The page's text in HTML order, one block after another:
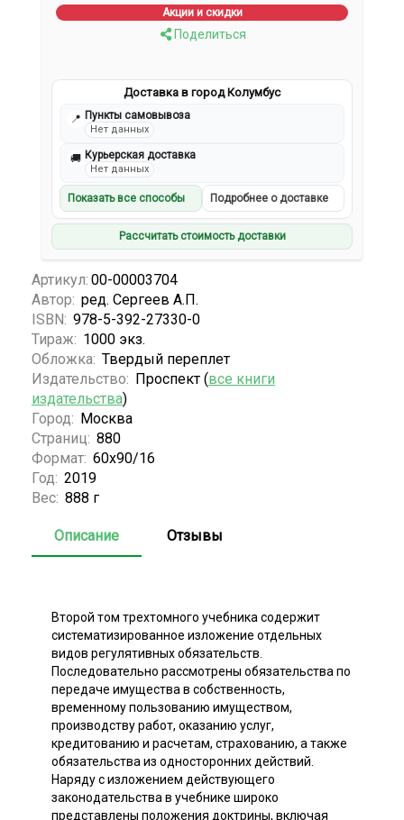
Акции и скидки
Поделиться
Доставка в город Колумбус
📍 Пункты самовывоза
Нет данных
🚚 Курьерская доставка
Нет данных
Показать все способы Подробнее о доставке
Рассчитать стоимость доставки
Артикул: 00-00003704
Автор: ред. Сергеев А.П.
ISBN: 978-5-392-27330-0
Тираж: 1000 экз.
Обложка: Твердый переплет
Издательство: Проспект (все книги
издательства)
Город: Москва
Страниц: 880
Формат: 60х90/16
Год: 2019
Вес: 888 г
Описание Отзывы
Второй том трехтомного учебника содержит
систематизированное изложение отдельных
видов регулятивных обязательств.
Последовательно рассмотрены обязательства по
передаче имущества в собственность,
временному пользованию имуществом,
производству работ, оказанию услуг,
кредитованию и расчетам, страхованию, а также
обязательства из односторонних действий.
Наряду с изложением действующего
законодательства в учебнике широко
представлены положения доктрины, включая